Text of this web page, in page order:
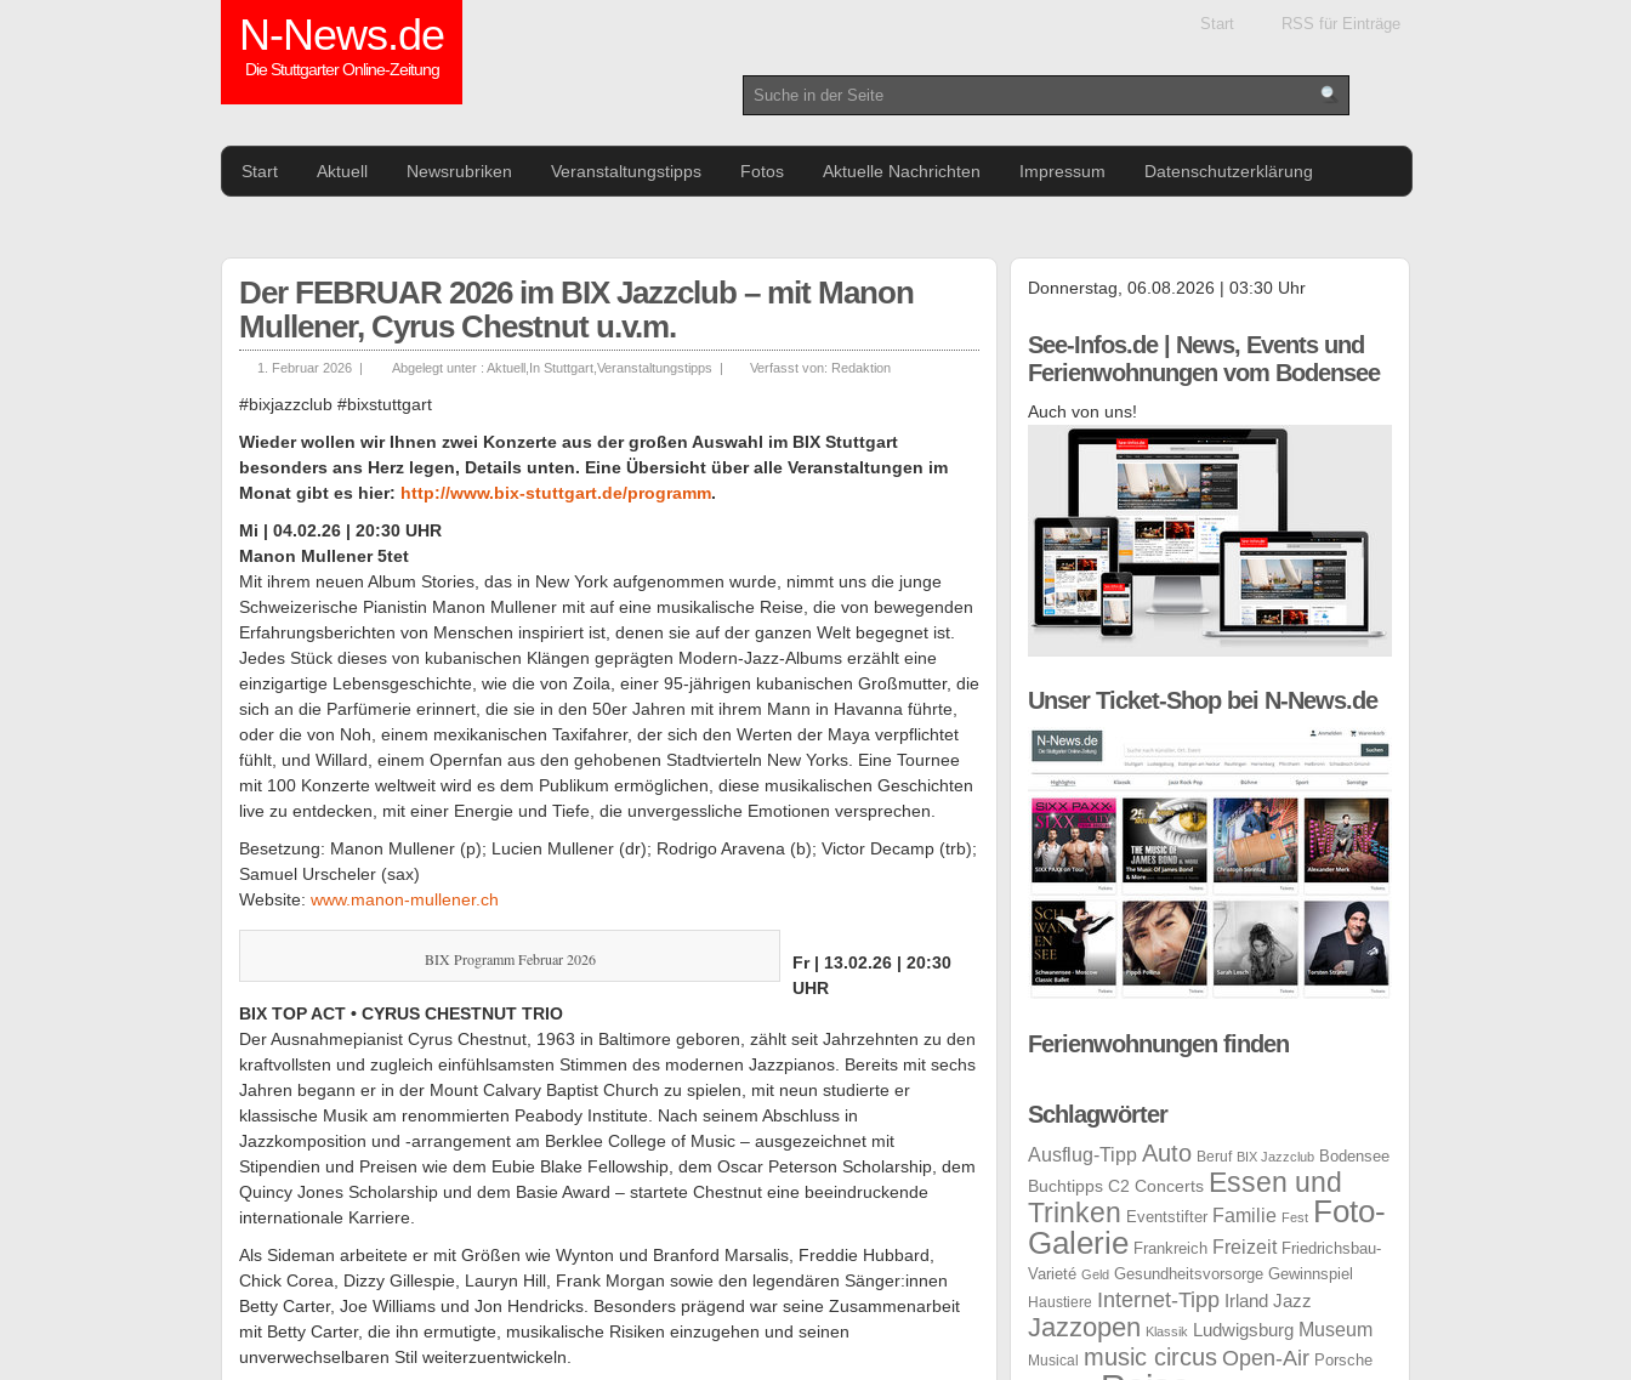
N-News.de
Die Stuttgarter Online-Zeitung
Start RSS für Einträge
Start Aktuell Newsrubriken Veranstaltungstipps Fotos Aktuelle Nachrichten Impressum Datenschutzerklärung
Der FEBRUAR 2026 im BIX Jazzclub – mit Manon
Mullener, Cyrus Chestnut u.v.m.
1. Februar 2026 | Abgelegt unter : Aktuell In Stuttgart Veranstaltungstipps | Verfasst von: Redaktion
#bixjazzclub #bixstuttgart
Wieder wollen wir Ihnen zwei Konzerte aus der großen Auswahl im BIX Stuttgart
besonders ans Herz legen, Details unten. Eine Übersicht über alle Veranstaltungen im
Monat gibt es hier: http://www.bix-stuttgart.de/programm.
Mi | 04.02.26 | 20:30 UHR
Manon Mullener 5tet
Mit ihrem neuen Album Stories, das in New York aufgenommen wurde, nimmt uns die junge
Schweizerische Pianistin Manon Mullener mit auf eine musikalische Reise, die von bewegenden
Erfahrungsberichten von Menschen inspiriert ist, denen sie auf der ganzen Welt begegnet ist.
Jedes Stück dieses von kubanischen Klängen geprägten Modern-Jazz-Albums erzählt eine
einzigartige Lebensgeschichte, wie die von Zoila, einer 95-jährigen kubanischen Großmutter, die
sich an die Parfümerie erinnert, die sie in den 50er Jahren mit ihrem Mann in Havanna führte,
oder die von Noh, einem mexikanischen Taxifahrer, der sich den Werten der Maya verpflichtet
fühlt, und Willard, einem Opernfan aus den gehobenen Stadtvierteln New Yorks. Eine Tournee
mit 100 Konzerte weltweit wird es dem Publikum ermöglichen, diese musikalischen Geschichten
live zu entdecken, mit einer Energie und Tiefe, die unvergessliche Emotionen versprechen.
Besetzung: Manon Mullener (p); Lucien Mullener (dr); Rodrigo Aravena (b); Victor Decamp (trb);
Samuel Urscheler (sax)
Website: www.manon-mullener.ch
BIX Programm Februar 2026
Fr | 13.02.26 | 20:30
UHR
BIX TOP ACT • CYRUS CHESTNUT TRIO
Der Ausnahmepianist Cyrus Chestnut, 1963 in Baltimore geboren, zählt seit Jahrzehnten zu den
kraftvollsten und zugleich einfühlsamsten Stimmen des modernen Jazzpianos. Bereits mit sechs
Jahren begann er in der Mount Calvary Baptist Church zu spielen, mit neun studierte er
klassische Musik am renommierten Peabody Institute. Nach seinem Abschluss in
Jazzkomposition und -arrangement am Berklee College of Music – ausgezeichnet mit
Stipendien und Preisen wie dem Eubie Blake Fellowship, dem Oscar Peterson Scholarship, dem
Quincy Jones Scholarship und dem Basie Award – startete Chestnut eine beeindruckende
internationale Karriere.
Als Sideman arbeitete er mit Größen wie Wynton und Branford Marsalis, Freddie Hubbard,
Chick Corea, Dizzy Gillespie, Lauryn Hill, Frank Morgan sowie den legendären Sänger:innen
Betty Carter, Joe Williams und Jon Hendricks. Besonders prägend war seine Zusammenarbeit
mit Betty Carter, die ihn ermutigte, musikalische Risiken einzugehen und seinen
unverwechselbaren Stil weiterzuentwickeln.
Donnerstag, 06.08.2026 | 03:30 Uhr
See-Infos.de | News, Events und
Ferienwohnungen vom Bodensee
Auch von uns!
Unser Ticket-Shop bei N-News.de
Ferienwohnungen finden
Schlagwörter
Ausflug-Tipp Auto Beruf BIX Jazzclub Bodensee
Buchtipps C2 Concerts Essen und
Trinken Eventstifter Familie Fest Foto-
Galerie Frankreich Freizeit Friedrichsbau-
Varieté Geld Gesundheitsvorsorge Gewinnspiel
Haustiere Internet-Tipp Irland Jazz
Jazzopen Klassik Ludwigsburg Museum
Musical music circus Open-Air Porsche